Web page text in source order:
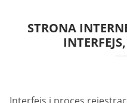
STRONA